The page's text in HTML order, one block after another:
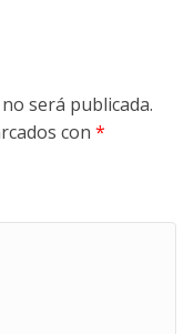
será publicada.
con *